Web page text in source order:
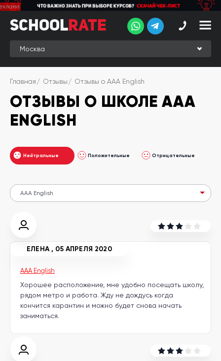
School
Rate
Рейтинг
Online-
рейтинг
Отзывы
студентов
Новые
Ищу курс:
английского
город:
Москва
другой
Личный
кабинет
школы
Помочь
SchoolRate
Главная Отзывы Отзывы о AAA English
ОТЗЫВЫ О ШКОЛЕ AAA
ENGLISH
Нейтральные Положительные Отрицательные
AAA English
ЕЛЕНА , 05 АПРЕЛЯ 2020
Хорошее расположение, мне удобно посещать школу,
рядом метро и работа. Жду не дождусь когда
кончится карантин и можно будет снова начать
заниматься.